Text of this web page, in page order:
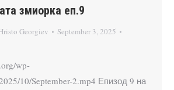
змиорка еп.9
Georgiev
September 3, 2025
wp-
10/September-2.mp4 Епизод 9 на